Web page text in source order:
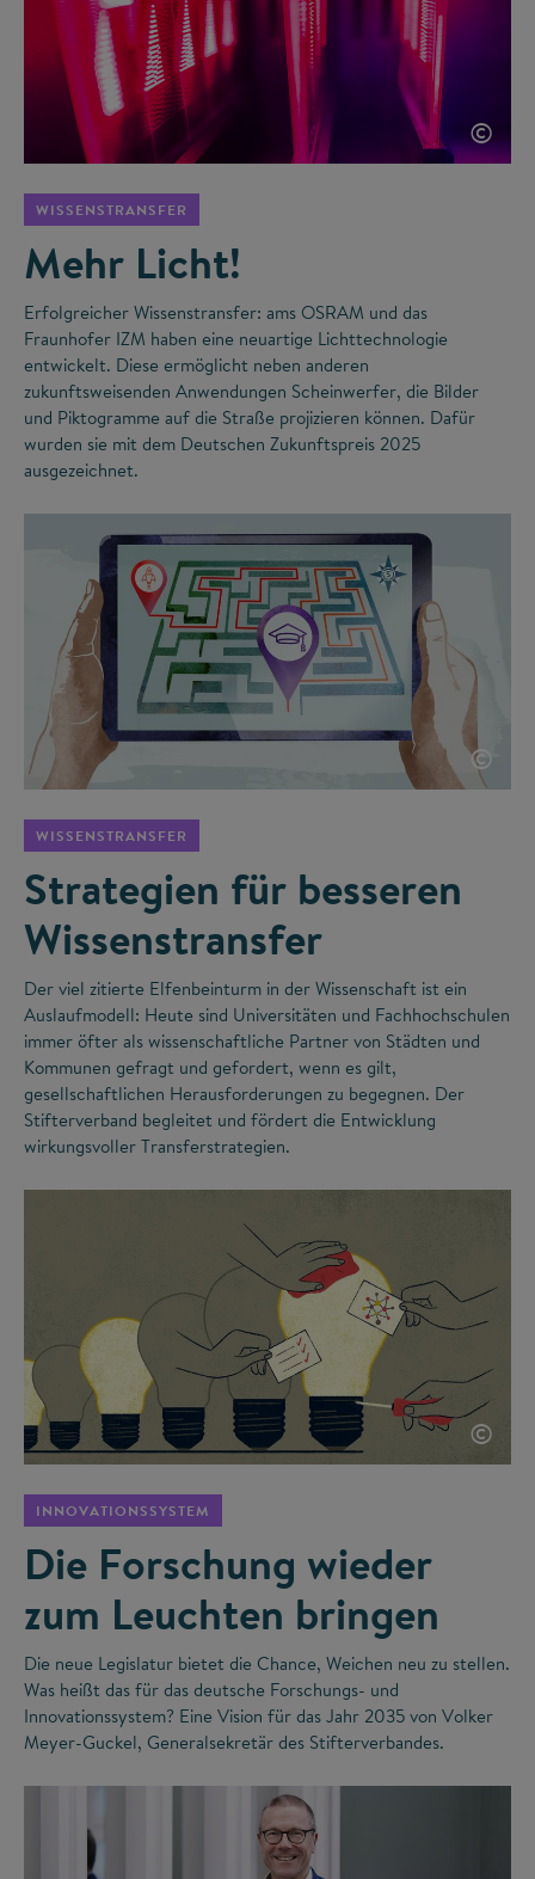
©
WISSENSTRANSFER
Mehr Licht!
Erfolgreicher Wissenstransfer: ams OSRAM und das
Fraunhofer IZM haben eine neuartige Lichttechnologie
entwickelt. Diese ermöglicht neben anderen
zukunftsweisenden Anwendungen Scheinwerfer, die Bilder
und Piktogramme auf die Straße projizieren können. Dafür
wurden sie mit dem Deutschen Zukunftspreis 2025
ausgezeichnet.
©
WISSENSTRANSFER
Strategien für besseren
Wissenstransfer
Der viel zitierte Elfenbeinturm in der Wissenschaft ist ein
Auslaufmodell: Heute sind Universitäten und Fachhochschulen
immer öfter als wissenschaftliche Partner von Städten und
Kommunen gefragt und gefordert, wenn es gilt,
gesellschaftlichen Herausforderungen zu begegnen. Der
Stifterverband begleitet und fördert die Entwicklung
wirkungsvoller Transferstrategien.
©
INNOVATIONSSYSTEM
Die Forschung wieder
zum Leuchten bringen
Die neue Legislatur bietet die Chance, Weichen neu zu stellen.
Was heißt das für das deutsche Forschungs- und
Innovationssystem? Eine Vision für das Jahr 2035 von Volker
Meyer-Guckel, Generalsekretär des Stifterverbandes.